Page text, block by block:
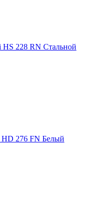
228 RN Стальной
HD 276 FN Белый